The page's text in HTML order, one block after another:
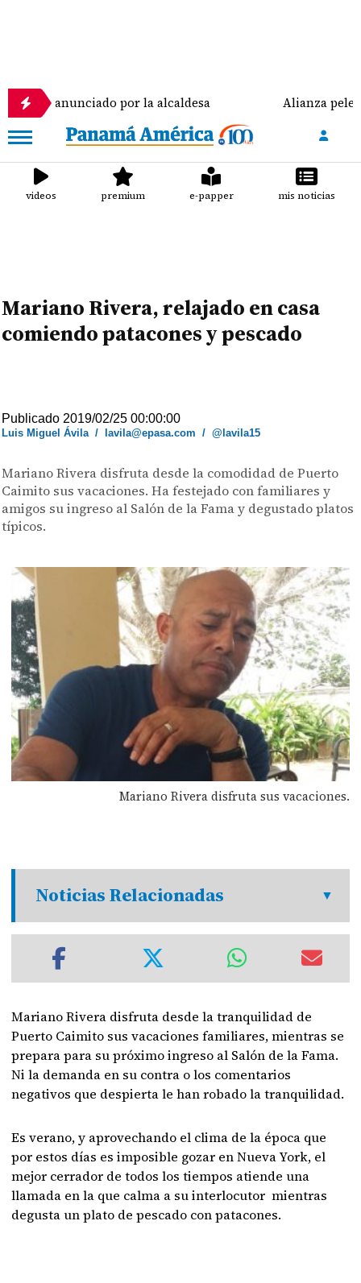
por la alcaldesa Alianza peleó, pero no
videos premium e-papper mis noticias
Mariano Rivera, relajado en casa
comiendo patacones y pescado
Publicado 2019/02/25 00:00:00
Luis Miguel Ávila/ lavila@epasa.com /@lavila15
Mariano Rivera disfruta desde la comodidad de Puerto
Caimito sus vacaciones. Ha festejado con familiares y
amigos su ingreso al Salón de la Fama y degustado platos
típicos.
Mariano Rivera disfruta sus vacaciones.
Noticias Relacionadas
Mariano Rivera disfruta desde la tranquilidad de
Puerto Caimito sus vacaciones familiares, mientras se
prepara para su próximo ingreso al Salón de la Fama.
Ni la demanda en su contra o los comentarios
negativos que despierta le han robado la tranquilidad.
Es verano, y aprovechando el clima de la época que
por estos días es imposible gozar en Nueva York, el
mejor cerrador de todos los tiempos atiende una
llamada en la que calma a su interlocutor mientras
degusta un plato de pescado con patacones.